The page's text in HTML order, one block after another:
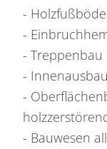
-
-
- Treppenbau
-
-
- Bauwesen